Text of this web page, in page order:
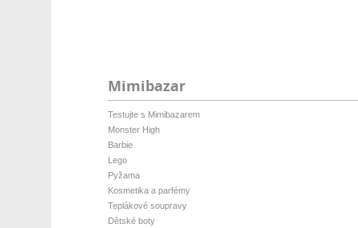
Mimibazar
Testujte s Mimibazarem
Monster High
Barbie
Lego
Pyžama
Kosmetika a parfémy
Teplákové soupravy
Dětské boty